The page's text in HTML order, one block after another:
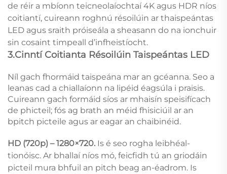
de réir a mbíonn teicneolaíochtaí 4K agus HDR níos
coitiantí, cuireann roghnú résoilúin ar thaispeántas
LED agus sraith próiseála a sheasann do na ionchuir
sin cosaint timpeall d’infheistíocht.
3.Cinntí Coitianta Résoilúin Taispeántas LED
Níl gach fhormáid taispeána mar an gcéanna. Seo a
leanas cad a chiallaíonn na lipéid éagsúla i praisis.
Cuireann gach formáid síos ar mhaisín speisifícach
de phicteil; fós ag brath an méid fhisiciúil ar an
bpitch picteile agus ar eagar an chaibinéid.
HD (720p) – 1280×720. Is é seo rogha leibhéal-
tionóisc. Ar bhallaí níos mó, feicfidh tú an griodáin
picteil mura bhfuil an pitch beag an-éadrom. Is